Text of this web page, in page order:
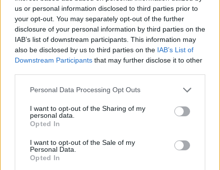
us or personal information disclosed to third parties prior to
your opt-out. You may separately opt-out of the further
disclosure of your personal information by third parties on the
IAB’s list of downstream participants. This information may
also be disclosed by us to third parties on the IAB’s List of
Downstream Participants that may further disclose it to other
Personal Data Processing Opt Outs
I want to opt-out of the Sharing of my
personal data.
Opted In
I want to opt-out of the Sale of my
Personal Data.
Opted In
στιγμή σε απόλυτη gaming εμπειρία!